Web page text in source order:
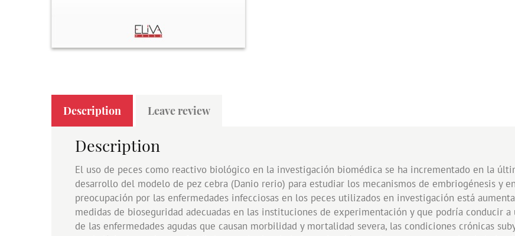
Description Leave review
Description
El uso de peces como reactivo biológico en la investigación biomédica se ha incrementado en la
desarrollo del modelo de pez cebra (Danio rerio) para estudiar los mecanismos de embriogénesis y
preocupación por las enfermedades infecciosas en los peces utilizados en investigación está
medidas de bioseguridad adecuadas en las instituciones de experimentación y que podría conducir a
de las enfermedades agudas que causan morbilidad y mortalidad severa, las condiciones crónicas